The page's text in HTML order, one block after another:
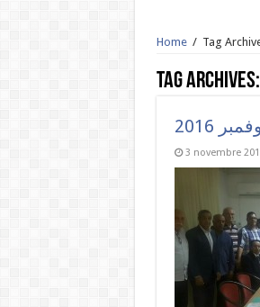
Home /
Tag Archives:
3 novembre